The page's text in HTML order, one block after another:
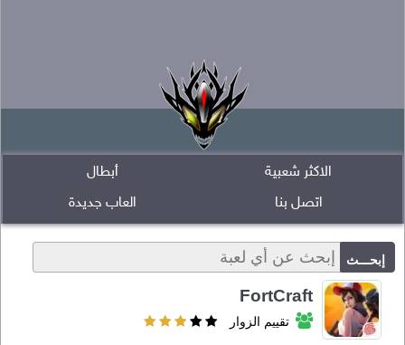
أبطال
الاكثر شعبية
العاب جديدة
اتصل بنا
FortCraft
تقييم الزوار